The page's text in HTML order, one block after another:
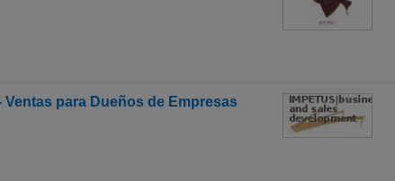
para Dueños de Empresas